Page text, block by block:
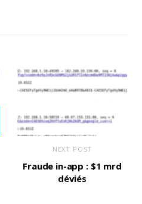
NEXT POST
Fraude in-app : $1 mrd
déviés